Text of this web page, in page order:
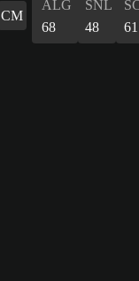
CM
ALG
68
SNL
48
61